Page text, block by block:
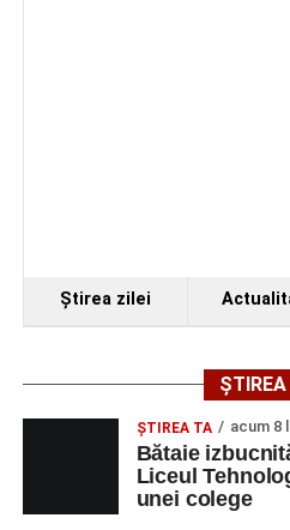
Ştirea zilei
ŞTIREA TA acum 8
Bătaie
Liceul
unei colege